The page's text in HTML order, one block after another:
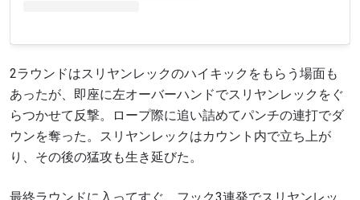
2ラウンドはスリヤンレックのハイキックをもらう場面も
あったが、即座に左オーバーハンドでスリヤンレックをぐ
らつかせて反撃。ロープ際に追い詰めてパンチの連打でダ
ウンを奪った。スリヤンレックはカウント内で立ち上が
り、その後の猛攻も生き延びた。
最終ラウンドに入ってすぐ、フック3連発でスリヤンレッ